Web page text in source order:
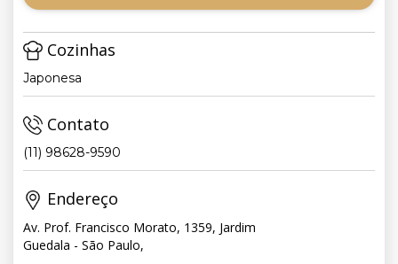
Cozinhas
Japonesa
Contato
(11) 98628-9590
Endereço
Av. Prof. Francisco Morato, 1359, Jardim
Guedala - São Paulo,